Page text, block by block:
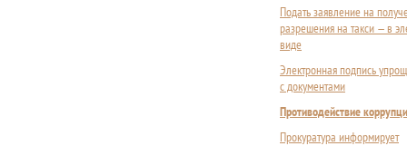
Подать заявление на
разрешения на такси — в
виде
Электронная подпись
с документами
Противодействие
Прокуратура информирует